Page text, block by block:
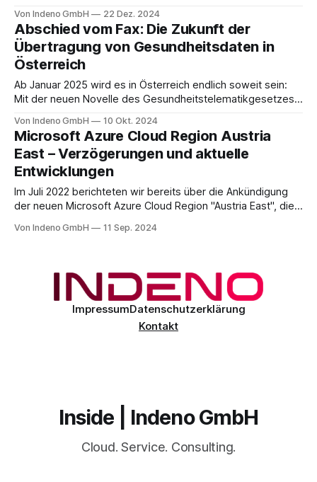
Infrastrukturen direkt mit der Microsoft-Cloud zu verbinden
– sicher, zuverlässig und ohne die üblichen Einschränkungen
des öffentlichen Internets. Dieser Schritt markiert einen
bedeutenden Meilenstein für Unternehmen, die bisher durch
Von Indeno GmbH 22 Dez. 2024
Abschied vom Fax: Die Zukunft der
Übertragung von Gesundheitsdaten in
Österreich
Ab Januar 2025 wird es in Österreich endlich soweit sein:
Mit der neuen Novelle des Gesundheitstelematikgesetzes
Übertragungsmedium für Gesundheitsdaten eingeleitet.
Jahrzehntelang war das Faxgerät aus Arztpraxen,
Krankenhäusern und anderen medizinischen Einrichtungen
nicht wegzudenken. Doch warum hat es so lange gedauert,
Von Indeno GmbH 10 Okt. 2024
Microsoft Azure Cloud Region Austria
East – Verzögerungen und aktuelle
Entwicklungen
Im Juli 2022 berichteten wir bereits über die Ankündigung
der neuen Microsoft Azure Cloud Region "Austria East", die
Cloud Region Austria East erwarten dürfen). Das
Von Indeno GmbH 11 Sep. 2024
ImpressumDatenschutzerklärung
Kontakt
Inside | Indeno GmbH
Cloud. Service. Consulting.